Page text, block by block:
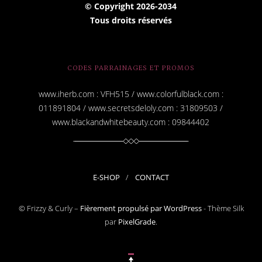
© Copyright2026-2034
Tous droits réservés
CODES PARRAINAGES ET PROMOS
www.iherb.com : VFH515 / www.colorfulblack.com :
011891804 / www.secretsdeloly.com : 31809503 /
www.blackandwhitebeauty.com : 09844402
E-SHOP CONTACT
© Frizzy & Curly – Fièrement propulsé par WordPress-Thème Silk
par PixelGrade.